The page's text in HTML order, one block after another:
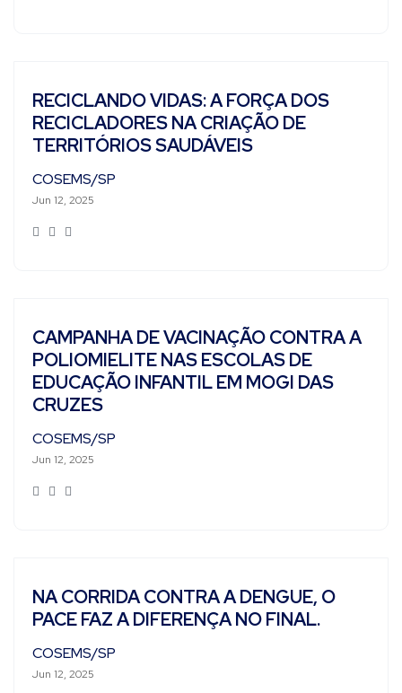
RECICLANDO VIDAS: A FORÇA DOS
RECICLADORES NA CRIAÇÃO DE
TERRITÓRIOS SAUDÁVEIS
COSEMS/SP
Jun 12, 2025
CAMPANHA DE VACINAÇÃO CONTRA A
POLIOMIELITE NAS ESCOLAS DE
EDUCAÇÃO INFANTIL EM MOGI DAS
CRUZES
COSEMS/SP
Jun 12, 2025
NA CORRIDA CONTRA A DENGUE, O
PACE FAZ A DIFERENÇA NO FINAL.
COSEMS/SP
Jun 12, 2025